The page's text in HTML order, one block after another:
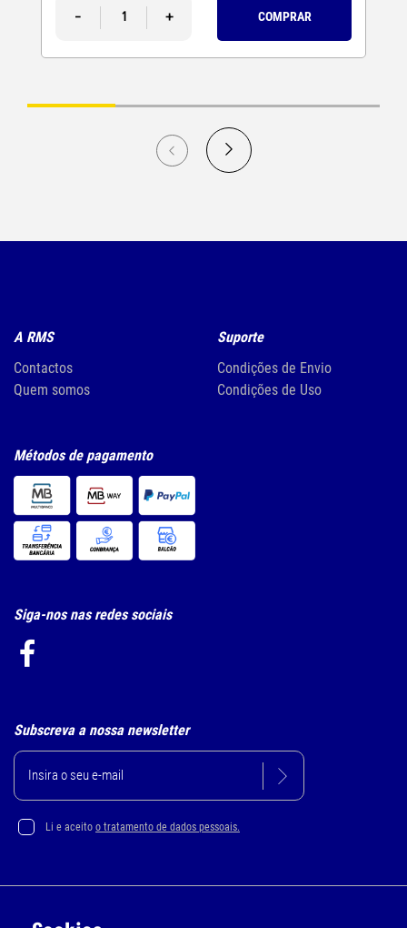
- + COMPRAR
A RMS
Contactos
Quem somos
Suporte
Condições de Envio
Condições de Uso
Métodos de pagamento
Siga-nos nas redes sociais
Subscreva a nossa newsletter
Li e aceito o tratamento de dados pessoais.